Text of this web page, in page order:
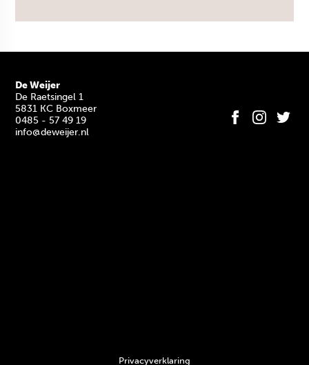
De Weijer
De Raetsingel 1
5831 KC Boxmeer
0485 - 57 49 19
info@deweijer.nl
Privacyverklaring